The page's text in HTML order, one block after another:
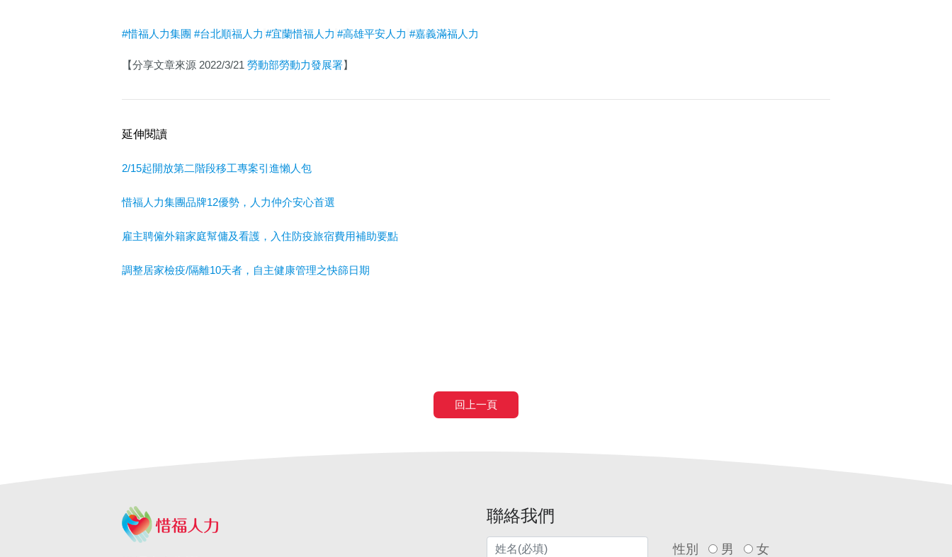
#惜福人力集團 #台北順福人力 #宜蘭惜福人力 #高雄平安人力 #嘉義滿福人力
【分享文章來源 2022/3/21 勞動部勞動力發展署】
延伸閱讀
2/15起開放第二階段移工專案引進懶人包
惜福人力集團品牌12優勢，人力仲介安心首選
雇主聘僱外籍家庭幫傭及看護，入住防疫旅宿費用補助要點
調整居家檢疫/隔離10天者，自主健康管理之快篩日期
回上一頁
聯絡我們
性別 男 女